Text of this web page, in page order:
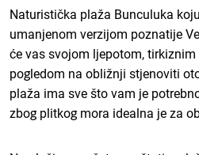
Naturistička plaža Bunculuka
umanjenom verzijom poznatije
će vas svojom ljepotom,
pogledom na obližnji stjenoviti
plaža ima sve što vam je
zbog plitkog mora idealna je za